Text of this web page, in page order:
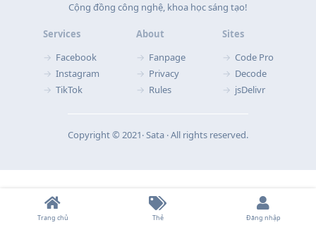
Cộng đồng công nghệ, khoa học sáng tạo!
Services
Facebook
Instagram
TikTok
About
Fanpage
Privacy
Rules
Sites
Code Pro
Decode
jsDelivr
Copyright © 2021‧ Sata ‧ All rights reserved.
Trang chủ Thẻ Đăng nhập